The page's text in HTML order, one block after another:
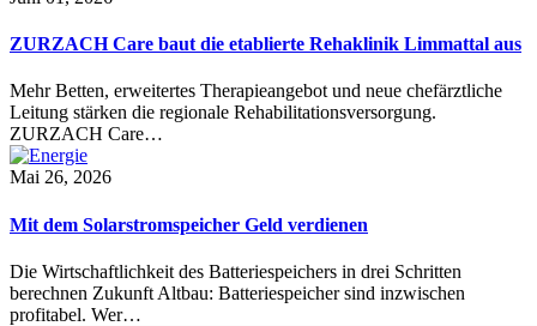
ZURZACH Care baut die etablierte Rehaklinik Limmattal aus
Mehr Betten, erweitertes Therapieangebot und neue chefärztliche
Leitung stärken die regionale Rehabilitationsversorgung.
ZURZACH Care…
Mai 26, 2026
Mit dem Solarstromspeicher Geld verdienen
Die Wirtschaftlichkeit des Batteriespeichers in drei Schritten
berechnen Zukunft Altbau: Batteriespeicher sind inzwischen
profitabel. Wer…